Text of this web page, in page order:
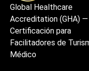
Global Healthcare
Accreditation (GHA) —
Certificación para
Facilitadores de
Médico